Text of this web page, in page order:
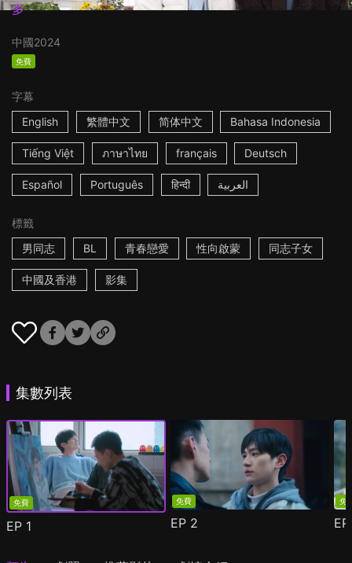
多
中國2024
免費
字幕
English
繁體中文 简体中文 Bahasa Indonesia
Tiếng Việt ภาษาไทย français Deutsch
Español Português हिन्दी العربية
標籤
男同志
BL 青春戀愛 性向啟蒙 同志子女
中國及香港 影集
集數列表
免費
EP 1
免費
EP 2
免